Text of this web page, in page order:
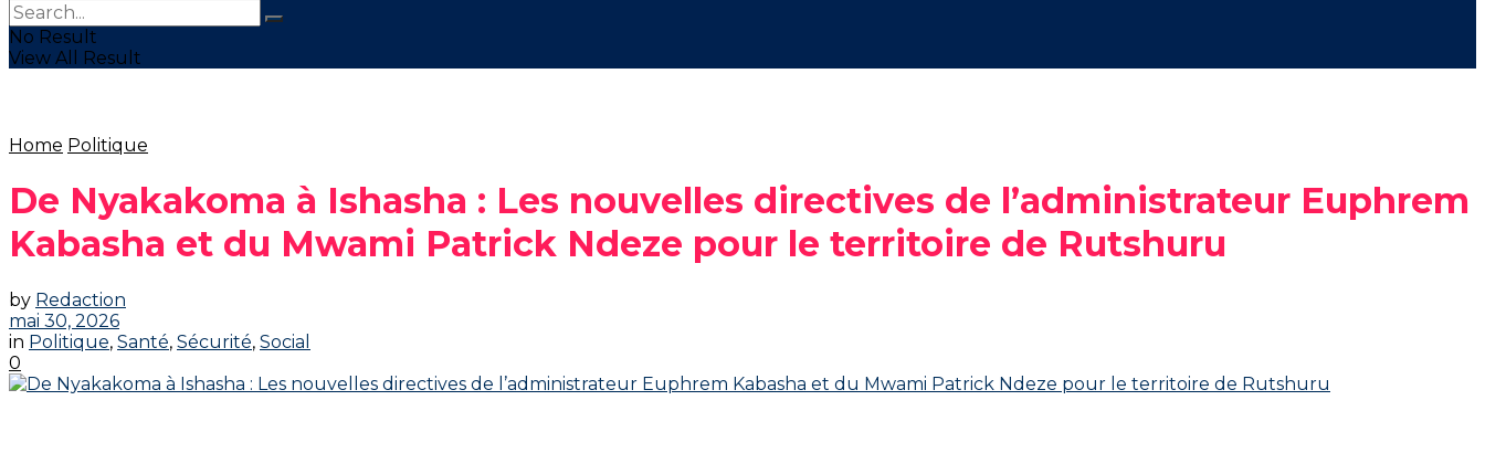
No Result
View All Result
Home Politique
‎De Nyakakoma à Ishasha : Les nouvelles directives de l’administrateur Euphrem
Kabasha et du Mwami Patrick Ndeze pour le territoire de Rutshuru‎
by Redaction
mai 30, 2026
in Politique, Santé, Sécurité, Social
0